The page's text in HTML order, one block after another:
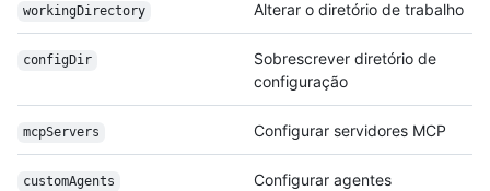
workingDirectory Alterar o diretório de trabalho
configDir
Sobrescrever diretório de
configuração
mcpServers Configurar servidores MCP
customAgents
Configurar agentes